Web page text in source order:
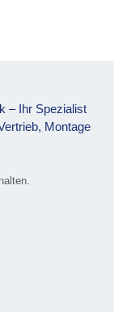
– Ihr Spezialist
Montage